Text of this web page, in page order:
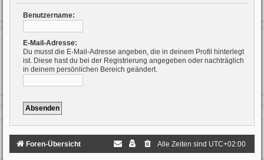
Benutzername:
E-Mail-Adresse:
Du musst die E-Mail-Adresse angeben, die in deinem Profil hinterlegt
ist. Diese hast du bei der Registrierung angegeben oder nachträglich
in deinem persönlichen Bereich geändert.
Foren-Übersicht Alle Zeiten sind UTC+02:00